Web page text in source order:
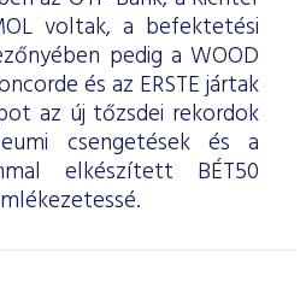
voltak, a befektetési
pedig a WOOD
és az ERSTE jártak
az új tőzsdei rekordok
csengetések és a
elkészített BÉT50